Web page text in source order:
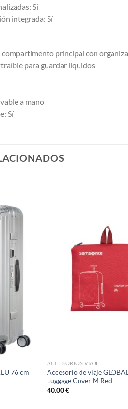
Sí
integrada: Sí
principal con
para guardar líquidos
a mano
Sí
76 cm
ACCESORIOS VIAJE
Accesorio de viaje
Luggage Cover M Red
40,00€